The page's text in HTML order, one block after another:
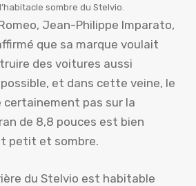
sombre du Stelvio.
Jean-Philippe Imparato,
que sa marque voulait
des voitures aussi
et dans cette veine, le
certainement pas sur la
de 8,8 pouces est bien
petit et sombre.
du Stelvio est habitable